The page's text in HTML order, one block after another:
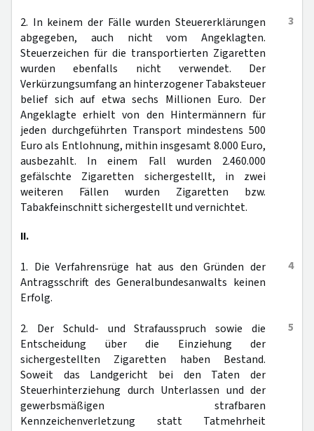
3
2. In keinem der Fälle wurden Steuererklärungen
abgegeben, auch nicht vom Angeklagten.
Steuerzeichen für die transportierten Zigaretten
wurden ebenfalls nicht verwendet. Der
Verkürzungsumfang an hinterzogener Tabaksteuer
belief sich auf etwa sechs Millionen Euro. Der
Angeklagte erhielt von den Hintermännern für
jeden durchgeführten Transport mindestens 500
Euro als Entlohnung, mithin insgesamt 8.000 Euro,
ausbezahlt. In einem Fall wurden 2.460.000
gefälschte Zigaretten sichergestellt, in zwei
weiteren Fällen wurden Zigaretten bzw.
Tabakfeinschnitt sichergestellt und vernichtet.
II.
4
1. Die Verfahrensrüge hat aus den Gründen der
Antragsschrift des Generalbundesanwalts keinen
Erfolg.
5
2. Der Schuld- und Strafausspruch sowie die
Entscheidung über die Einziehung der
sichergestellten Zigaretten haben Bestand.
Soweit das Landgericht bei den Taten der
Steuerhinterziehung durch Unterlassen und der
gewerbsmäßigen strafbaren
Kennzeichenverletzung statt Tatmehrheit